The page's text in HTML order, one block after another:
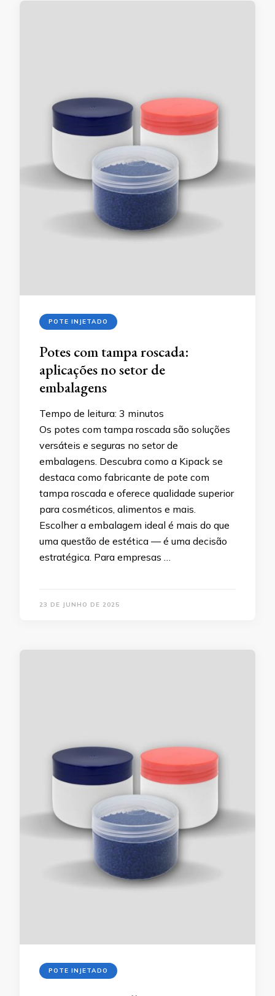
POTE INJETADO
Potes com tampa roscada:
aplicações no setor de
embalagens
Tempo de leitura: 3 minutos
Os potes com tampa roscada são soluções
versáteis e seguras no setor de
embalagens. Descubra como a Kipack se
destaca como fabricante de pote com
tampa roscada e oferece qualidade superior
para cosméticos, alimentos e mais.
Escolher a embalagem ideal é mais do que
uma questão de estética — é uma decisão
estratégica. Para empresas …
23 DE JUNHO DE 2025
POTE INJETADO